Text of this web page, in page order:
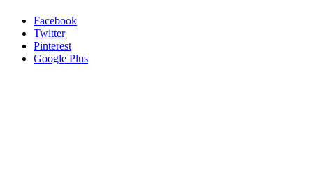
Facebook
Twitter
Pinterest
Google Plus